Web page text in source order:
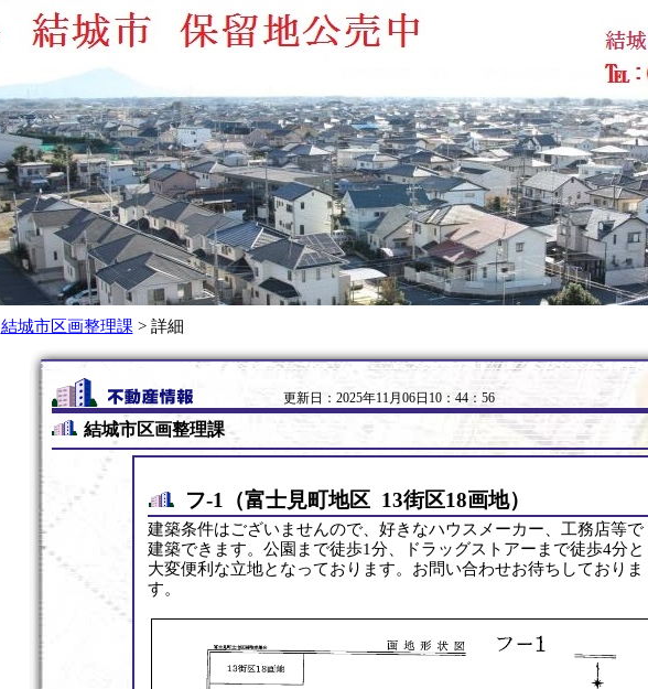
結城市区画整理課 > 詳細
更新日：2025年11月06日10：44：56
結城市区画整理課
フ-1（富士見町地区 13街区18画地）
建築条件はございませんので、好きなハウスメーカー、工務店等で
建築できます。公園まで徒歩1分、ドラッグストアーまで徒歩4分と
大変便利な立地となっております。お問い合わせお待ちしておりま
す。